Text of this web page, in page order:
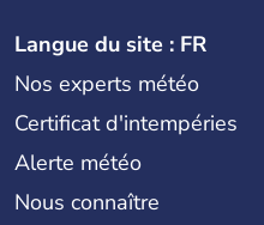
Langue du site : FR
Nos experts météo
Certificat d'intempéries
Alerte météo
Nous connaître